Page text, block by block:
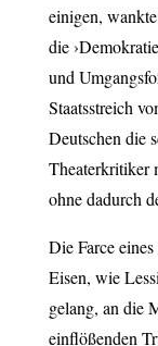
einigen,
die
und
Staatsstreich
Deutschen die
Theaterkritiker
ohne dadurch
Die Farce
Eisen, wie
gelang, an die
einflößenden